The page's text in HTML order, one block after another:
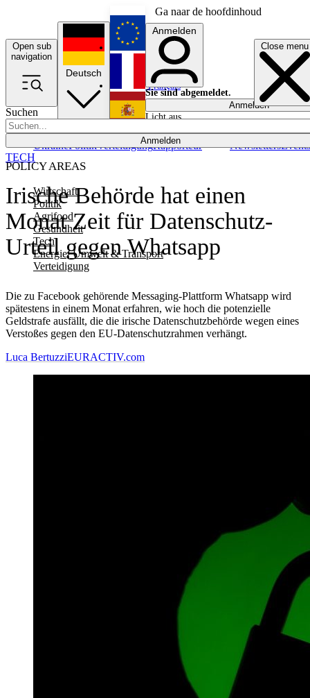
Ga naar de hoofdinhoud
Open sub
navigation
Close menu
Suchen
Anmelden
POLICY AREAS
Wirtschaft
Politik
Agrifood
Gesundheit
Tech
Energie, Umwelt & Transport
Verteidigung
UkrainePolitikVerteidigungRapporteur NewslettersEvents
Deutsch
English
Français
Anmelden
Sie sind abgemeldet.
Anmelden
Licht aus
Irische Behörde hat einen
Monat Zeit für Datenschutz-
Urteil gegen Whatsapp
Die zu Facebook gehörende Messaging-Plattform Whatsapp wird
spätestens in einem Monat erfahren, wie hoch die potenzielle
Geldstrafe ausfällt, die die irische Datenschutzbehörde wegen eines
Verstoßes gegen den EU-Datenschutzrahmen verhängt.
TECH
Luca BertuzziEURACTIV.com